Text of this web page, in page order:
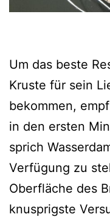
Um das beste
Kruste für sein
bekommen,
in den ersten
sprich
Verfügung zu
Oberfläche des
knusprigste